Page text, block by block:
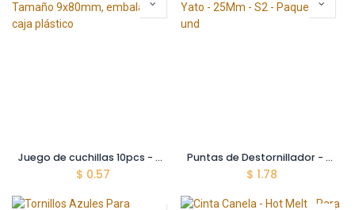
Juego de cuchillas 10pcs - Tamaño 9x80mm, embalaje caja plástico
$ 0.57
Puntas de Destornillador - Yato - 25Mm - S2 - Paquete 10 und
$ 1.78